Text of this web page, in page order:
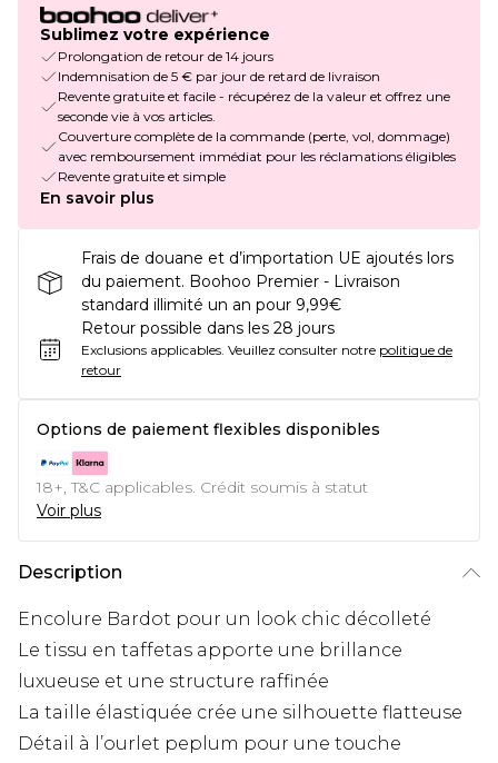
Sublimez votre expérience
Prolongation de retour de 14 jours
Indemnisation de 5 € par jour de retard de livraison
Revente gratuite et facile - récupérez de la valeur et offrez une
seconde vie à vos articles.
Couverture complète de la commande (perte, vol, dommage)
avec remboursement immédiat pour les réclamations éligibles
Revente gratuite et simple
En savoir plus
Frais de douane et d’importation UE ajoutés lors
du paiement. Boohoo Premier - Livraison
standard illimité un an pour 9,99€
Retour possible dans les 28 jours
Exclusions applicables. Veuillez consulter notre politique de
retour
Options de paiement flexibles disponibles
18+, T&C applicables. Crédit soumis à statut
Voir plus
Description
Encolure Bardot pour un look chic décolleté
Le tissu en taffetas apporte une brillance
luxueuse et une structure raffinée
La taille élastiquée crée une silhouette flatteuse
Détail à l’ourlet peplum pour une touche